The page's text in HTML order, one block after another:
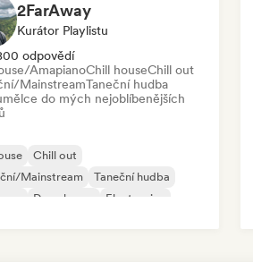
2FarAway
Kurátor Playlistu
odpovědí
AmapianoChill houseChill out
MainstreamTaneční hudba
do mých nejoblíbenějších
Chill out
Mainstream
Taneční hudba
Deep house
Electronica